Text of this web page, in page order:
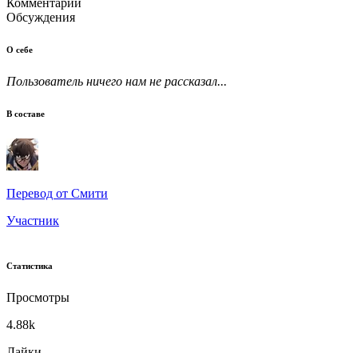
Комментарии
Обсуждения
О себе
Пользователь ничего нам не рассказал...
В составе
Перевод от Смити
Участник
Статистика
Просмотры
4.88k